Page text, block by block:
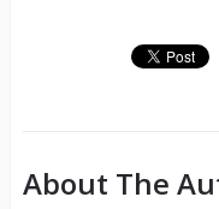
About The